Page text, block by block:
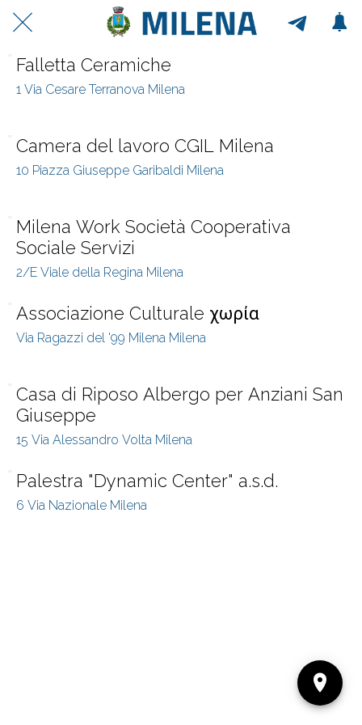
Falletta Ceramiche
1 Via Cesare Terranova Milena
Camera del lavoro CGIL Milena
10 Piazza Giuseppe Garibaldi Milena
Milena Work Società Cooperativa
Sociale Servizi
2/E Viale della Regina Milena
Associazione Culturale χωρία
Via Ragazzi del '99 Milena Milena
Casa di Riposo Albergo per Anziani San
Giuseppe
15 Via Alessandro Volta Milena
Palestra "Dynamic Center" a.s.d.
6 Via Nazionale Milena